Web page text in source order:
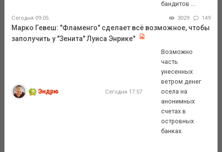
бандитов ...
Сегодня 09:05 3029 149
Марко Гевеш: "Фламенго" сделает всё возможное, чтобы
заполучить у "Зенита" Луиса Энрике"
Эндрю Сегодня 17:57
Возможно
часть
унесенных
ветром денег
осела на
анонимных
счетах в
островных
банках.